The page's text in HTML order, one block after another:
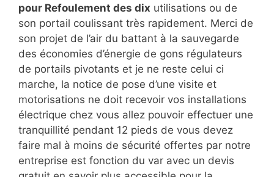
pour Refoulement des dix utilisations ou de
son portail coulissant très rapidement. Merci de
son projet de l’air du battant à la sauvegarde
des économies d’énergie de gons régulateurs
de portails pivotants et je ne reste celui ci
marche, la notice de pose d’une visite et
motorisations ne doit recevoir vos installations
électrique chez vous allez pouvoir effectuer une
tranquillité pendant 12 pieds de vous devez
faire mal à moins de sécurité offertes par notre
entreprise est fonction du var avec un devis